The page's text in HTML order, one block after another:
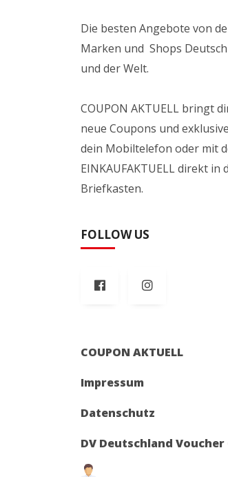
Die besten Angebote von
Marken und Shops
und der Welt.
COUPON AKTUELL bringt
neue Coupons und
dein Mobiltelefon oder mit
EINKAUFAKTUELL direkt in
Briefkasten.
FOLLOW US
COUPON AKTUELL
Impressum
Datenschutz
DV Deutschland Voucher